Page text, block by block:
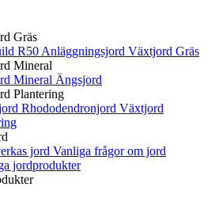
Gräs
R50 Anläggningsjord Växtjord Gräs
Mineral
Mineral Ängsjord
Plantering
Rhododendronjord Växtjord
jord Vanliga frågor om jord
jordprodukter